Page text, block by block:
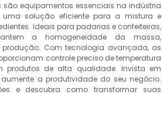
são equipamentos essenciais na indústria
uma solução eficiente para a mistura e
Ideais para padarias e confeiteiras,
a homogeneidade da massa,
Com tecnologia avançada, as
controle preciso de temperatura
produtos de alta qualidade. Invista em
a produtividade do seu negócio.
e descubra como transformar suas